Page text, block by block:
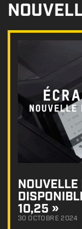
10,25 »
30 OCTOBRE 2024